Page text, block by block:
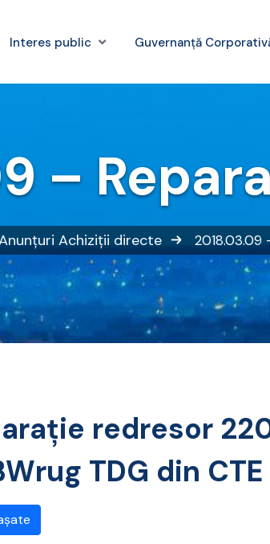
Interes public Guvernanță
–
Achiziții directe 2018.03.09
redresor
TDG din